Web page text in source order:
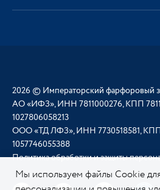
2026 © Императорский фарфоровый
АО «ИФЗ», ИНН 7811000276, КПП
1027806058213
ООО «ТД ЛФЗ», ИНН 7730518581, КПП
1057746055388
Политика обработки и защиты
Мы используем файлы Cookie